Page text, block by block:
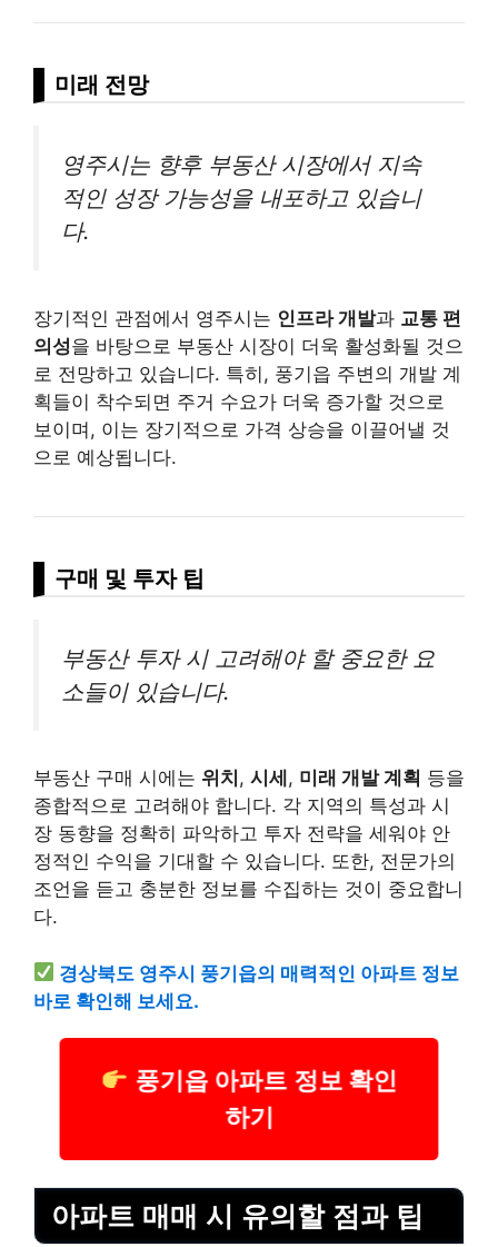
미래 전망
영주시는 향후 부동산 시장에서 지속
적인 성장 가능성을 내포하고 있습니
다.
장기적인 관점에서 영주시는 인프라 개발과 교통 편
의성을 바탕으로 부동산 시장이 더욱 활성화될 것으
로 전망하고 있습니다. 특히, 풍기읍 주변의 개발 계
획들이 착수되면 주거 수요가 더욱 증가할 것으로
보이며, 이는 장기적으로 가격 상승을 이끌어낼 것
으로 예상됩니다.
구매 및 투자 팁
부동산 투자 시 고려해야 할 중요한 요
소들이 있습니다.
부동산 구매 시에는 위치 , 시세 , 미래 개발 계획 등을
종합적으로 고려해야 합니다. 각 지역의 특성과 시
장 동향을 정확히 파악하고 투자 전략을 세워야 안
정적인 수익을 기대할 수 있습니다. 또한, 전문가의
조언을 듣고 충분한 정보를 수집하는 것이 중요합니
다.
경상북도 영주시 풍기읍의 매력적인 아파트 정보
바로 확인해 보세요.
풍기읍 아파트 정보 확인
하기
아파트 매매 시 유의할 점과 팁